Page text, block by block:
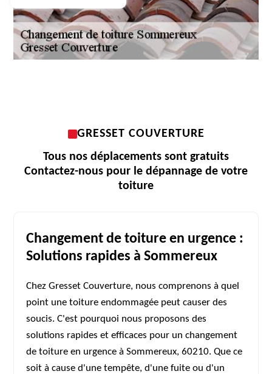
GRESSET COUVERTURE
Tous nos déplacements sont gratuits
Contactez-nous pour le dépannage de votre
toiture
Changement de toiture en urgence :
Solutions rapides à Sommereux
Chez Gresset Couverture, nous comprenons à quel
point une toiture endommagée peut causer des
soucis. C'est pourquoi nous proposons des
solutions rapides et efficaces pour un changement
de toiture en urgence à Sommereux, 60210. Que ce
soit à cause d'une tempête, d'une fuite ou d'un